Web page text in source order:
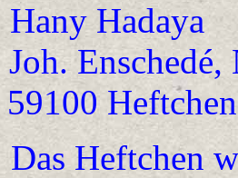
Hany Hadaya
Joh. Enschedé,
59100 Heftchen
Das Heftchen